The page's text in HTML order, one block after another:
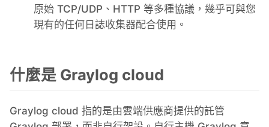
原始 TCP/UDP、HTTP 等多種協議，幾乎可與您
現有的任何日誌收集器配合使用。
什麼是 Graylog cloud
Graylog cloud 指的是由雲端供應商提供的託管